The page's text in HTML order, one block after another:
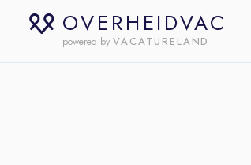
OVERHEIDVAC
powered by VACATURELAND